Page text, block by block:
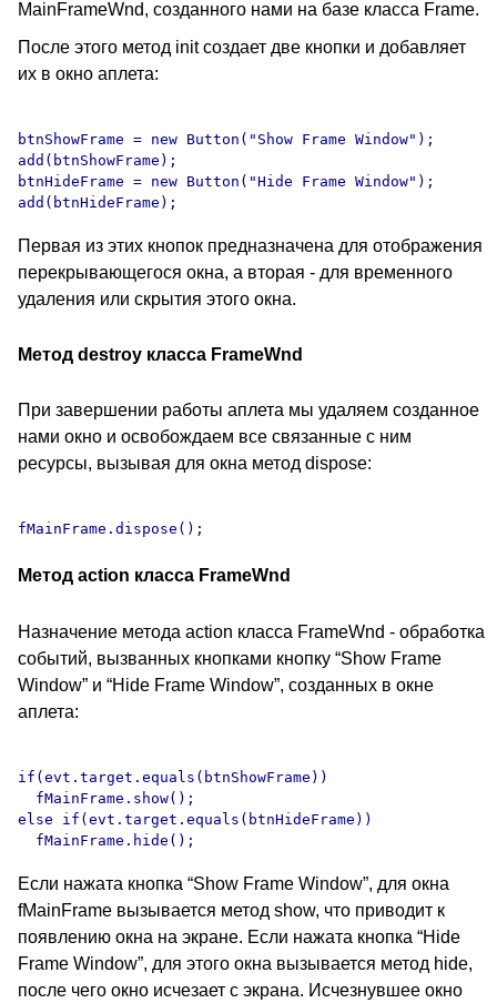
MainFrameWnd, созданного нами на базе класса Frame.
После этого метод init создает две кнопки и добавляет
их в окно аплета:
btnShowFrame = new Button("Show Frame Window");
add(btnShowFrame);
btnHideFrame = new Button("Hide Frame Window");
Первая из этих кнопок предназначена для отображения
перекрывающегося окна, а вторая - для временного
удаления или скрытия этого окна.
Метод destroy класса FrameWnd
При завершении работы аплета мы удаляем созданное
нами окно и освобождаем все связанные с ним
ресурсы, вызывая для окна метод dispose:
Метод action класса FrameWnd
Назначение метода action класса FrameWnd - обработка
событий, вызванных кнопками кнопку “Show Frame
Window” и “Hide Frame Window”, созданных в окне
аплета:
if(evt.target.equals(btnShowFrame))
  fMainFrame.show();
else if(evt.target.equals(btnHideFrame))
Если нажата кнопка “Show Frame Window”, для окна
fMainFrame вызывается метод show, что приводит к
появлению окна на экране. Если нажата кнопка “Hide
Frame Window”, для этого окна вызывается метод hide,
после чего окно исчезает с экрана. Исчезнувшее окно